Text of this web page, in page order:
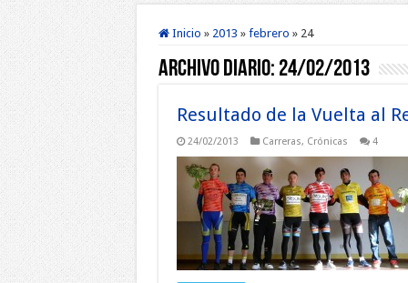
Inicio » 2013 » febrero » 24
Archivo diario: 24/02/2013
Resultado de la Vuelta al
24/02/2013 Carreras, Crónicas 4